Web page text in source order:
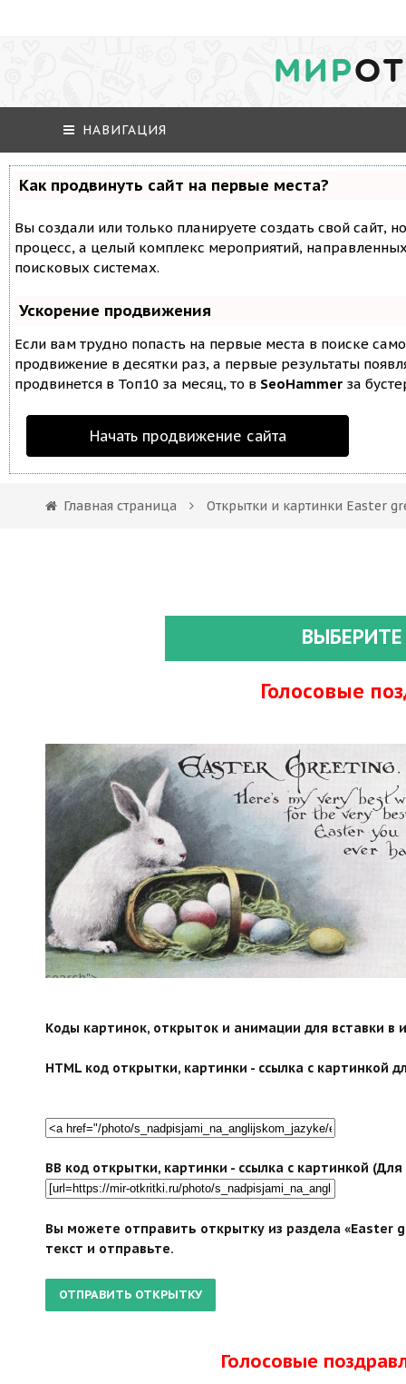
МИР
НАВИГАЦИЯ
Как продвинуть сайт на первые места?
Вы создали или только планируете создать свой сайт,
процесс, а целый комплекс мероприятий,
поисковых системах.
Ускорение продвижения
Если вам трудно попасть на первые места в поиске
продвижение в десятки раз, а первые результаты
продвинется в Топ10 за месяц, то в SeoHammer за
Начать продвижение сайта
Главная страница Открытки и картинки Easter
Голосовые
search">
Коды картинок, открыток и анимации для вставки в
HTML код открытки, картинки - ссылка с картинкой
BB код открытки, картинки - ссылка с картинкой
Вы можете отправить открытку из раздела «Easter
текст и отправьте.
Голосовые